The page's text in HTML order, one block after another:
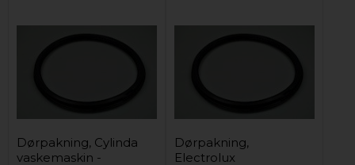
Dørpakning, Cylinda
vaskemaskin -
Dørpakning,
Electrolux